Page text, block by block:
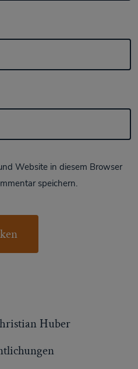
Website in diesem Browser
speichern.
Huber